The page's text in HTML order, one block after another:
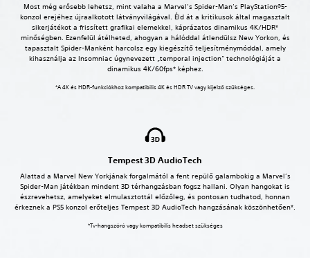
Most még erősebb lehetsz, mint valaha a Marvel’s Spider-Man’s PlayStation®5-
konzol erejéhez újraalkotott látványvilágával. Éld át a kritikusok által magasztalt
sikerjátékot a frissített grafikai elemekkel, káprázatos dinamikus 4K/HDR*
minőségben. Ezenfelül átélheted, ahogyan a hálóddal átlendülsz New Yorkon, és
tapasztalt Spider-Manként harcolsz egy kiegészítő teljesítménymóddal, amely
kihasználja az Insomniac úgynevezett „temporal injection” technológiáját a
dinamikus 4K/60fps* képhez.
*A 4K és HDR-funkciókhoz kompatibilis 4K és HDR TV vagy kijelző szükséges.
Tempest 3D AudioTech
Alattad a Marvel New Yorkjának forgalmától a fent repülő galambokig a Marvel’s
Spider-Man játékban mindent 3D térhangzásban fogsz hallani. Olyan hangokat is
észrevehetsz, amelyeket elmulasztottál előzőleg, és pontosan tudhatod, honnan
érkeznek a PS5 konzol erőteljes Tempest 3D AudioTech hangzásának köszönhetően*.
*Tv-hangszóró vagy kompatibilis headset szükséges